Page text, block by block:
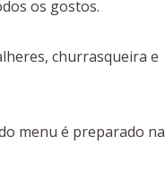
os gostos.
churrasqueira e
menu é preparado na